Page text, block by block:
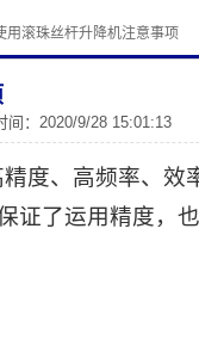
用滚珠丝杆升降机注意事项
间：2020/9/28 15:01:13
精度、高频率、效
证了运用精度，